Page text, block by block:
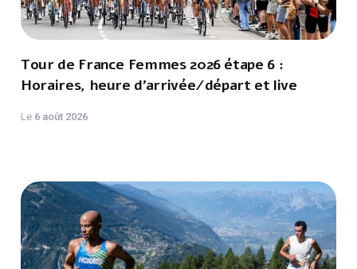
Tour de France Femmes 2026 étape 6 :
Horaires, heure d'arrivée/départ et live
Le 6 août 2026